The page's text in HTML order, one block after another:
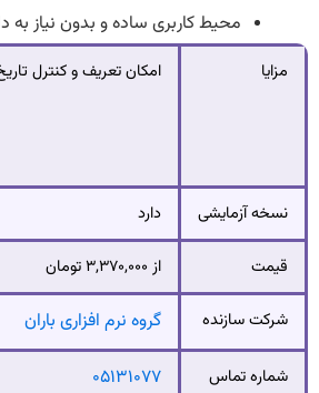
محیط کاربری ساده و بدون نیاز
مزایا امکان تعریف و کنترل
نسخه آزمایشی دارد
قیمت از ۳,۳۷۰,۰۰۰ تومان
شرکت سازنده گروه نرم افزاری باران
شماره تماس ۰۵۱۳۱۰۷۷